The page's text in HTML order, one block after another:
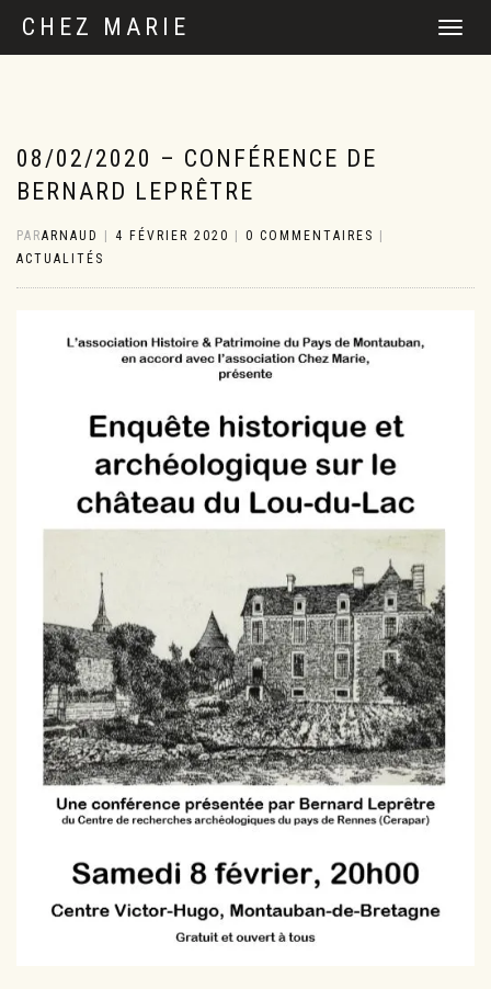
CHEZ MARIE
DÉPLIER
08/02/2020 – CONFÉRENCE DE
BERNARD LEPRÊTRE
PARARNAUD 4 FÉVRIER 2020 0 COMMENTAIRES
ACTUALITÉS